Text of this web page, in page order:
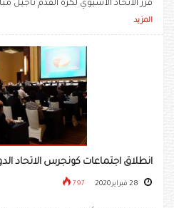
قرر الاتحاد الآسيوي لكرة القدم تأجيل
المزيد
انطلاق اجتماعات كونجرس الاتحاد
797